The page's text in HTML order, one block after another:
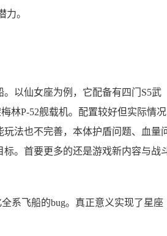
力。
以仙女座为例，它配备有四门S5武
林P-52舰载机。配置较好但实际情况
法也不完善，本体护盾问题、血量
。首要更多的还是游戏新内容与战
系飞船的bug。真正意义实现了星座